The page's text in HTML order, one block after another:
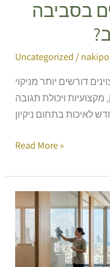
בסביבה
Uncategorized /nakipo
דורשים יותר מניקוי
ויכולת תגובה
לאיכות בתחום ניקיון
אביב?
Read More »
מעבר
הראשוני:
איך